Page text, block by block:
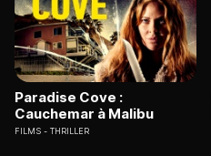
Paradise Cove :
Cauchemar à Malibu
FILMS THRILLER